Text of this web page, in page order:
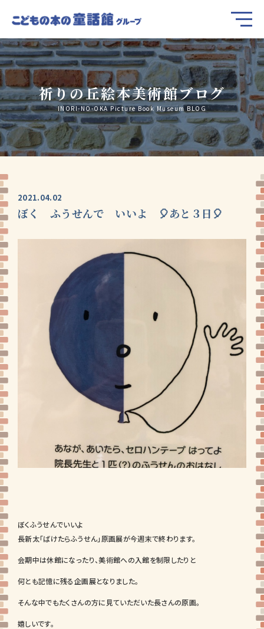
祈りの丘絵本美術館ブログ
INORI-NO-OKA Picture Book Museum BLOG
2021.04.02
ぼく ふうせんで いいよ 🎈あと３日🎈
ぼくふうせんでいいよ
長新太「ばけたらふうせん」原画展が今週末で終わります。
会期中は休館になったり、美術館への入館を制限したりと
何とも記憶に残る企画展となりました。
そんな中でもたくさんの方に見ていただいた長さんの原画。
嬉しいです。